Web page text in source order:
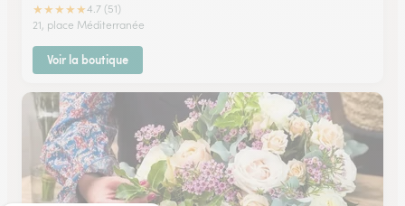
★★★★★4.7 (51)
21, place Méditerranée
Voir la boutique